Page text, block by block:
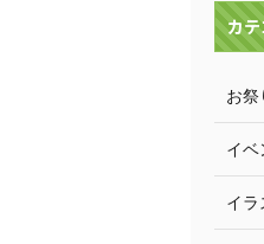
カ
お祭
イベ
イラ